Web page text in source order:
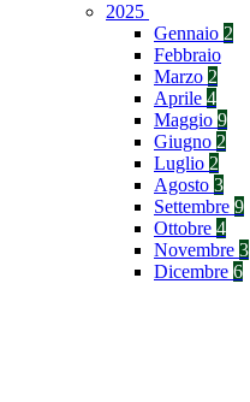
2025
Gennaio 2
Febbraio
Marzo 2
Aprile 4
Maggio 9
Giugno 2
Luglio 2
Agosto 3
Settembre 9
Ottobre 4
Novembre 3
Dicembre 6